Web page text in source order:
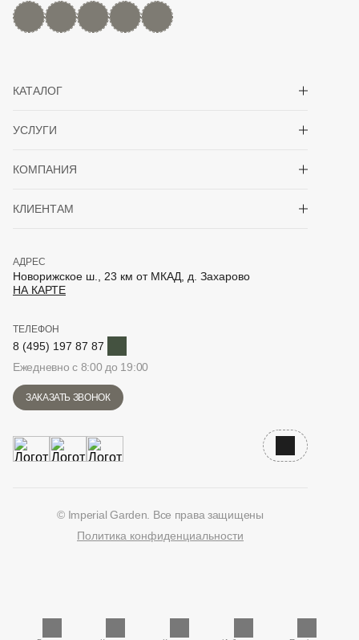
MAX Дзен YouTuberutubeTelegram
КАТАЛОГ
УСЛУГИ
КОМПАНИЯ
КЛИЕНТАМ
АДРЕС
Новорижское ш., 23 км от МКАД, д. Захарово
НА КАРТЕ
ТЕЛЕФОН
8 (495) 197 87 87
Ежедневно с 8:00 до 19:00
ЗАКАЗАТЬ ЗВОНОК
Наверх
© Imperial Garden. Все права защищены
Политика конфиденциальности